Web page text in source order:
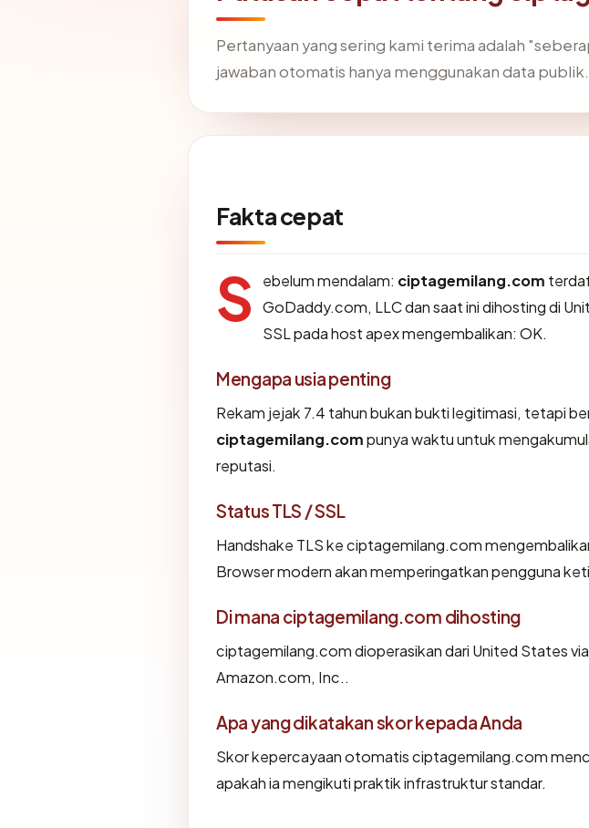
Pertanyaan yang sering kami terima adalah
jawaban otomatis hanya menggunakan data publik.
Fakta cepat
S ebelum mendalam: ciptagemilang.com
GoDaddy.com, LLC dan saat ini dihosting di
SSL pada host apex mengembalikan: OK.
Mengapa usia penting
Rekam jejak 7.4 tahun bukan bukti legitimasi, tetapi
ciptagemilang.compunya waktu untuk
reputasi.
Status TLS / SSL
Handshake TLS ke ciptagemilang.com
Browser modern akan memperingatkan pengguna
Di mana ciptagemilang.com dihosting
ciptagemilang.com dioperasikan dari United States via
Amazon.com, Inc..
Apa yang dikatakan skor kepada Anda
Skor kepercayaan otomatis ciptagemilang.com
apakah ia mengikuti praktik infrastruktur standar.